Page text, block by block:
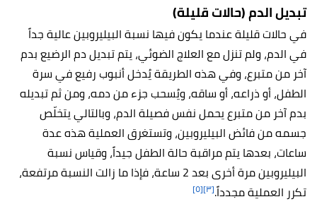
تبديل الدم (حالات قليلة)
في حالات قليلة عندما يكون فيها نسبة البيليروبين عالية جداً
في الدم، ولم تنزل مع العلاج الضوئي، يتم تبديل دم الرضيع بدم
آخر من متبرع، وفي هذه الطريقة يُدخل أنبوب رفيع في سرة
الطفل، أو ذراعه، أو ساقه، ويُسحب جزء من دمه، ومن ثم تبديله
بدم آخر من متبرع يحمل نفس فصيلة الدم، وبالتالي يتخلّص
جسمه من فائض البيليروبين، وتستغرق العملية هذه عدة
ساعات، بعدها يتم مراقبة حالة الطفل جيداً، وقياس نسبة
البيليروبين مرة أخرى بعد 2 ساعة، فإذا ما زالت النسبة مرتفعة،
تكرر العملية مجدداً.[٣] [٥]